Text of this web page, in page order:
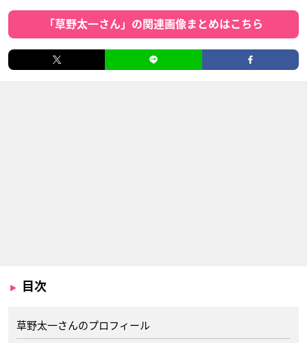
「草野太一さん」の関連画像まとめはこちら
目次
草野太一さんのプロフィール